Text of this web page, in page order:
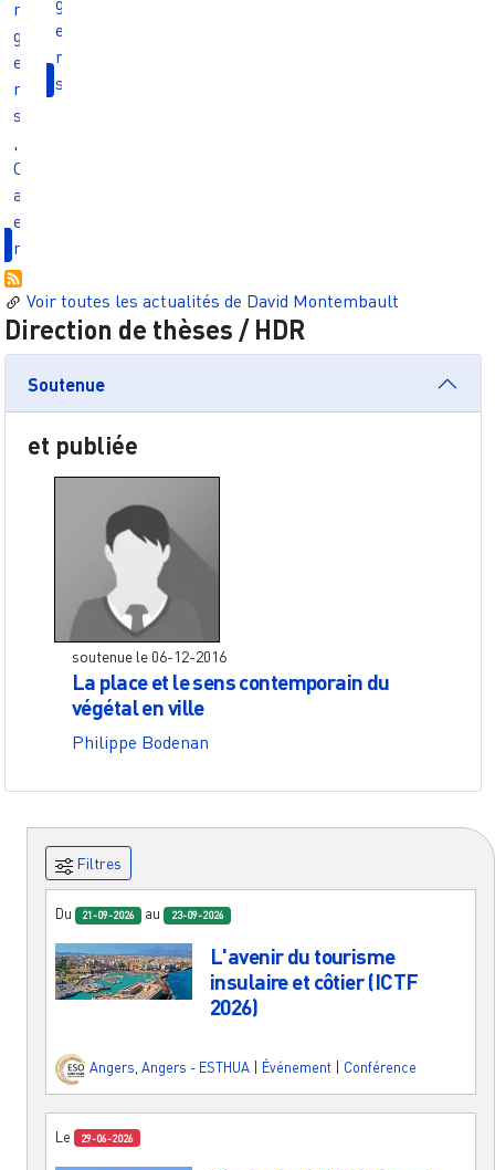
n
g
e
r
s
,
C
a
e
n
e
r
s
Voir toutes les actualités de David Montembault
Direction de thèses / HDR
Soutenue
et publiée
soutenue le 06-12-2016
La place et le sens contemporain du
végétal en ville
Philippe Bodenan
Filtres
Du 21-09-2026 au 23-09-2026
L'avenir du tourisme
insulaire et côtier (ICTF
2026)
Angers Angers - ESTHUA Événement Conférence
Le 29-06-2026